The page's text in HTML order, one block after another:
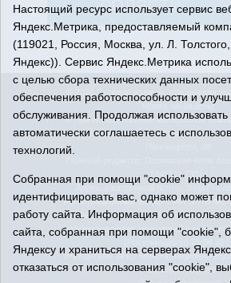
© 2026 Сетевое издание «Ишимская
права защищены.
© При использовании материалов
Адрес редакции: 627750 Тюменская
(34551) 23814
Адрес электронной почты:
Регистрационный номер СМИ Эл №
Федеральной службой по надзору в
информационных технологий и
Учредитель: АНО «Информационно-
«Ишимская правда».
Настоящий ресурс использует сервис
Яндекс.Метрика, предоставляемый
(119021, Россия, Москва, ул. Л.
Яндекс)). Сервис Яндекс.Метрика
с целью сбора технических данных
обеспечения работоспособности и
обслуживания. Продолжая
автоматически соглашаетесь с
технологий.
Собранная при помощи "cookie"
идентифицировать вас, однако может
работу сайта. Информация об
сайта, собранная при помощи "cookie",
Яндексу и храниться на серверах
отказаться от использования "cookie",